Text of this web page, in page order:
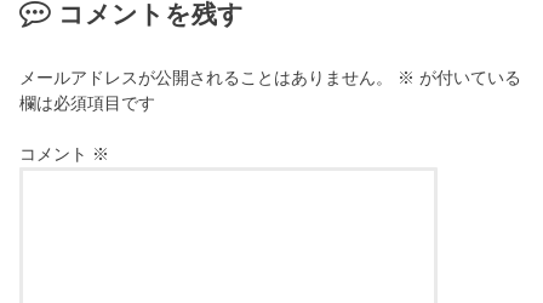
コメントを残す
メールアドレスが公開されることはありません。 ※ が付いている
欄は必須項目です
コメント ※